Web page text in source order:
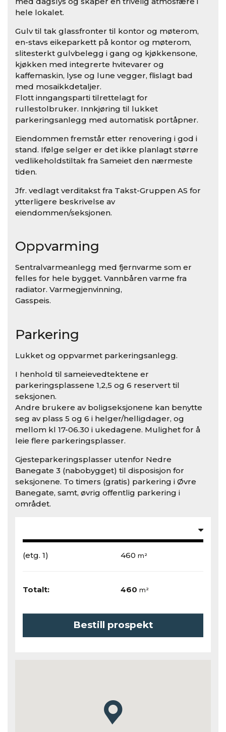
hele lokalet.
Gulv til tak glassfronter til kontor og møterom,
en-stavs eikeparkett på kontor og møterom,
slitesterkt gulvbelegg i gang og kjøkkensone,
kjøkken med integrerte hvitevarer og
kaffemaskin, lyse og lune vegger, flislagt bad
med mosaikkdetaljer.
Flott inngangsparti tilrettelagt for
rullestolbruker. Innkjøring til lukket
parkeringsanlegg med automatisk portåpner.
Eiendommen fremstår etter renovering i god i
stand. Ifølge selger er det ikke planlagt større
vedlikeholdstiltak fra Sameiet den nærmeste
tiden.
Jfr. vedlagt verditakst fra Takst-Gruppen AS for
ytterligere beskrivelse av
eiendommen/seksjonen.
Oppvarming
Sentralvarmeanlegg med fjernvarme som er
felles for hele bygget. Vannbåren varme fra
radiator. Varmegjenvinning,
Gasspeis.
Parkering
Lukket og oppvarmet parkeringsanlegg.
I henhold til sameievedtektene er
parkeringsplassene 1,2,5 og 6 reservert til
seksjonen.
Andre brukere av boligseksjonene kan benytte
seg av plass 5 og 6 i helger/helligdager, og
mellom kl 17-06.30 i ukedagene. Mulighet for å
leie flere parkeringsplasser.
Gjesteparkeringsplasser utenfor Nedre
Banegate 3 (nabobygget) til disposisjon for
seksjonene. To timers (gratis) parkering i Øvre
Banegate, samt, øvrig offentlig parkering i
området.
(etg. 1) 460 m²
Totalt: 460 m²
Bestill prospekt